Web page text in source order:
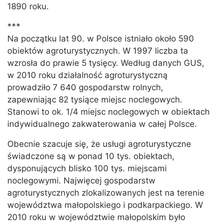
1890 roku.
***
Na początku lat 90. w Polsce istniało około 590
obiektów agroturystycznych. W 1997 liczba ta
wzrosła do prawie 5 tysięcy. Według danych GUS,
w 2010 roku działalność agroturystyczną
prowadziło 7 640 gospodarstw rolnych,
zapewniając 82 tysiące miejsc noclegowych.
Stanowi to ok. 1/4 miejsc noclegowych w obiektach
indywidualnego zakwaterowania w całej Polsce.
Obecnie szacuje się, że usługi agroturystyczne
świadczone są w ponad 10 tys. obiektach,
dysponujących blisko 100 tys. miejscami
noclegowymi. Najwięcej gospodarstw
agroturystycznych zlokalizowanych jest na terenie
województwa małopolskiego i podkarpackiego. W
2010 roku w województwie małopolskim było